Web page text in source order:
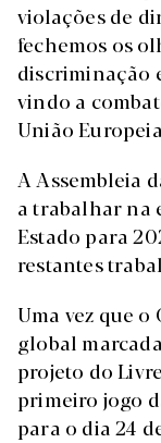
violações de
fechemos os
discriminação
vindo a
União
A Assembleia
a trabalhar na
Estado para
restantes
Uma vez que
global
projeto do
primeiro jogo
para o dia 24